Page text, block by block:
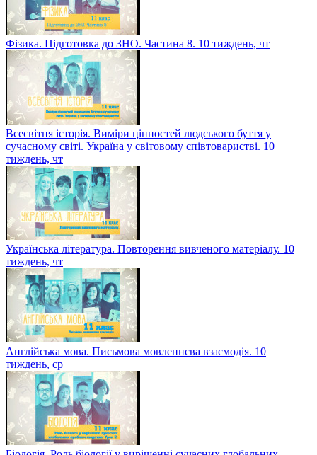
Фізика. Підготовка до ЗНО. Частина 8. 10 тиждень, чт
Всесвітня історія. Виміри цінностей людського буття у
сучасному світі. Україна у світовому співтоваристві. 10
тиждень, чт
Українська література. Повторення вивченого матеріалу. 10
тиждень, чт
Англійська мова. Письмова мовленнєва взаємодія. 10
тиждень, ср